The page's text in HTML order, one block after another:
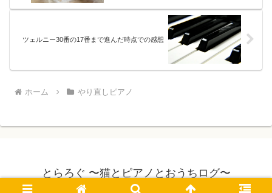
ツェルニー30番の17番まで進んだ時点での感想
ホーム やり直しピアノ
とらろぐ 〜猫とピアノとおうちログ〜
© 2016-2026 とらろぐ 〜猫とピアノとおうちログ〜.